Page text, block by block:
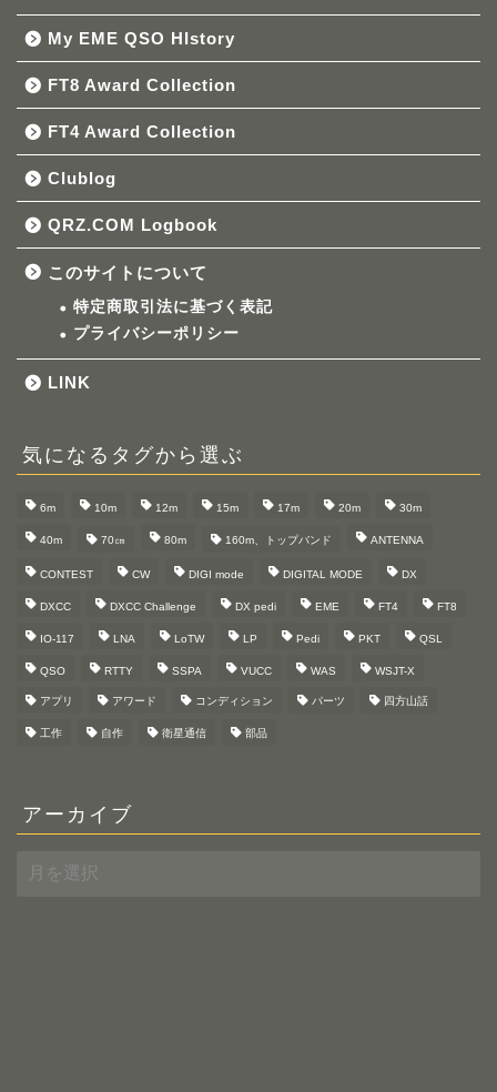
My EME QSO HIstory
FT8 Award Collection
FT4 Award Collection
Clublog
QRZ.COM Logbook
このサイトについて
特定商取引法に基づく表記
プライバシーポリシー
LINK
気になるタグから選ぶ
6m 10m 12m 15m 17m 20m 30m
40m 70㎝ 80m 160m、トップバンド ANTENNA
CONTEST CW DIGI mode DIGITAL MODE DX
DXCC DXCC Challenge DX pedi EME FT4 FT8
IO-117 LNA LoTW LP Pedi PKT QSL
QSO RTTY SSPA VUCC WAS WSJT-X
アプリ アワード コンディション パーツ 四方山話
工作 自作 衛星通信 部品
アーカイブ
ー